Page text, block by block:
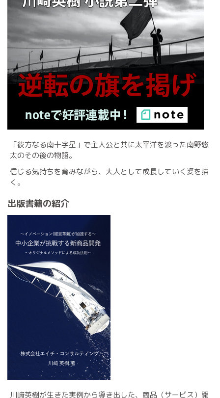
「彼方なる南十字星」で主人公と共に太平洋を渡った南野悠
太のその後の物語。
信じる気持ちを育みながら、大人として成長していく姿を描
く。
出版書籍の紹介
川﨑英樹が生きた実例から導き出した、商品（サービス）開